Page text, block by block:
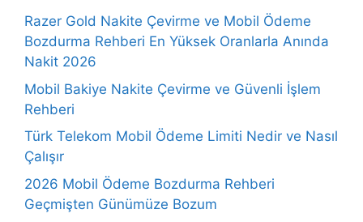
Razer Gold Nakite Çevirme ve Mobil Ödeme
Bozdurma Rehberi En Yüksek Oranlarla Anında
Nakit 2026
Mobil Bakiye Nakite Çevirme ve Güvenli İşlem
Rehberi
Türk Telekom Mobil Ödeme Limiti Nedir ve Nasıl
Çalışır
2026 Mobil Ödeme Bozdurma Rehberi
Geçmişten Günümüze Bozum